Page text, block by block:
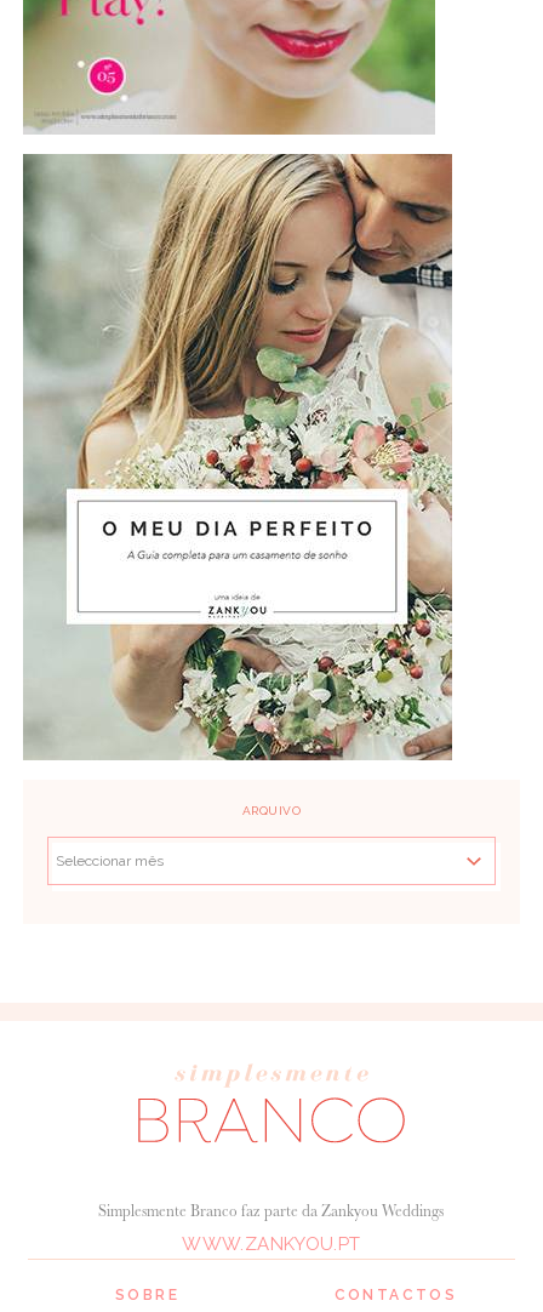
ARQUIVO
SOBRE
Simplesmente Branco faz parte da Zankyou Weddings
WWW.ZANKYOU.PT
CONTACTOS